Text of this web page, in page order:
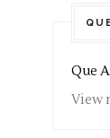
Que
View